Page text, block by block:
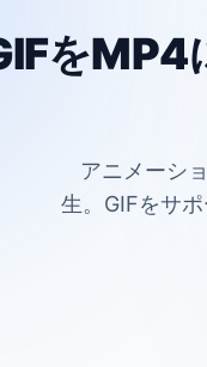
をMP4
アニメーシ
生。GIFをサ